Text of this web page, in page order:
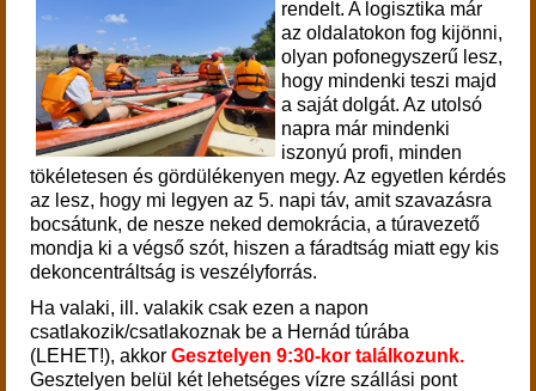
rendelt. A logisztika már
az oldalatokon fog kijönni,
olyan pofonegyszerű lesz,
hogy mindenki teszi majd
a saját dolgát. Az utolsó
napra már mindenki
iszonyú profi, minden
tökéletesen és gördülékenyen megy. Az egyetlen kérdés
az lesz, hogy mi legyen az 5. napi táv, amit szavazásra
bocsátunk, de nesze neked demokrácia, a túravezető
mondja ki a végső szót, hiszen a fáradtság miatt egy kis
dekoncentráltság is veszélyforrás.
Ha valaki, ill. valakik csak ezen a napon
csatlakozik/csatlakoznak be a Hernád túrába
(LEHET!), akkor Gesztelyen 9:30-kor találkozunk.
Gesztelyen belül két lehetséges vízre szállási pont